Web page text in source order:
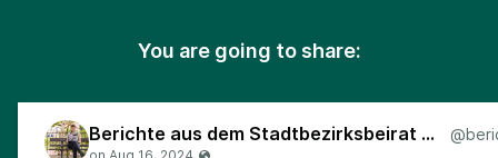
You are going to share:
Berichte aus dem Stadtbezirksbeirat Cotta